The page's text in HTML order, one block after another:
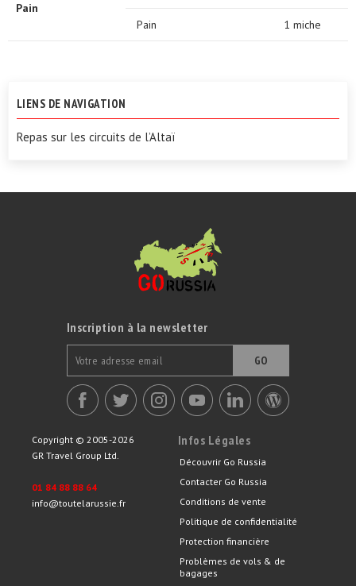
Pain
Pain 1 miche
LIENS DE NAVIGATION
Repas sur les circuits de l’Altaï
Inscription à la newsletter
GO
Copyright © 2005-2026
GR Travel Group Ltd.
01 84 88 88 64
info@toutelarussie.fr
Infos Légales
Découvrir Go Russia
Contacter Go Russia
Conditions de vente
Politique de confidentialité
Protection financière
Problèmes de vols & de
bagages